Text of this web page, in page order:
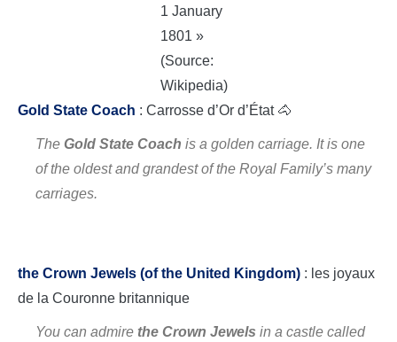
1 January
1801 »
(Source:
Wikipedia)
Gold State Coach : Carrosse d’Or d’État 🐴
The Gold State Coach is a golden carriage. It is one
of the oldest and grandest of the Royal Family’s many
carriages.
the Crown Jewels (of the United Kingdom) : les joyaux
de la Couronne britannique
You can admire the Crown Jewels in a castle called